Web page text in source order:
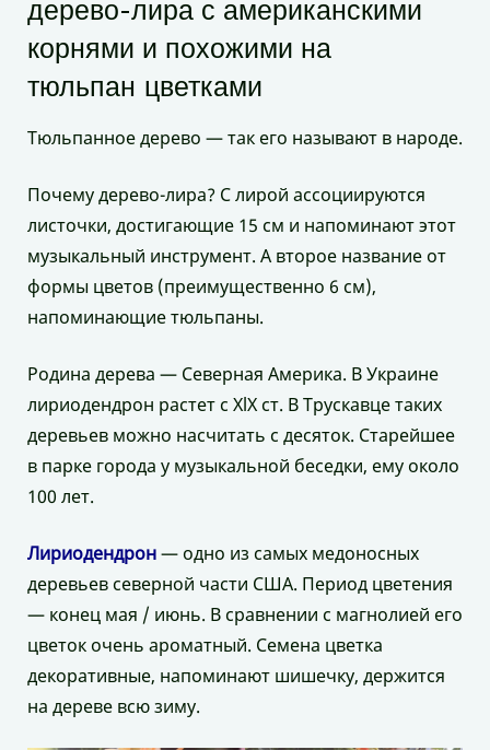
дерево-лира с американскими
корнями и похожими на
тюльпан цветками
Тюльпанное дерево — так его называют в народе.
Почему дерево-лира? С лирой ассоциируются
листочки, достигающие 15 см и напоминают этот
музыкальный инструмент. А второе название от
формы цветов (преимущественно 6 см),
напоминающие тюльпаны.
Родина дерева — Северная Америка. В Украине
лириодендрон растет с XlX ст. В Трускавце таких
деревьев можно насчитать с десяток. Старейшее
в парке города у музыкальной беседки, ему около
100 лет.
Лириодендрон— одно из самых медоносных
деревьев северной части США. Период цветения
— конец мая / июнь. В сравнении с магнолией его
цветок очень ароматный. Семена цветка
декоративные, напоминают шишечку, держится
на дереве всю зиму.